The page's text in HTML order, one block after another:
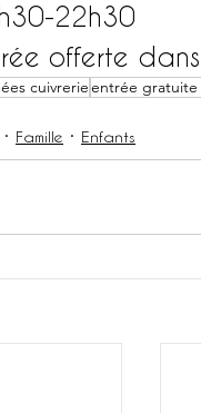
22h30
offerte
cuivrerieentrée gratuite
Famille Enfants